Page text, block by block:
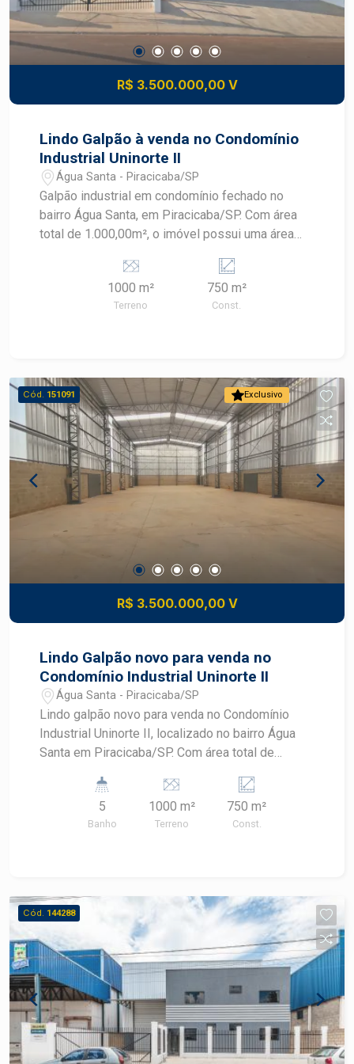
logísticos e centros de distribuição. Ambiente
seguro e estruturado, pronto para suportar alto
desempenho empresarial. Construa seu futuro
com quem é agente de desenvolvimento do
mercado imobiliário de Piracicaba. Agende sua
R$ 3.500.000,00 V
Lindo Galpão à venda no Condomínio
Industrial Uninorte II
Água Santa - Piracicaba/SP
Galpão industrial em condomínio fechado no
bairro Água Santa, em Piracicaba/SP. Com área
total de 1.000,00m², o imóvel possui uma área
buscam um espaço amplo e bem localizado. -
Piso industrial - Pé-direito alto com 9 metros -
Portão principal com 5 metros - Recepção -
Monitoramento por câmeras Agende a sua visita
com um corretor especialista!
1000 m²
Terreno
750 m²
Const.
Exclusivo
Cód. 151091
R$ 3.500.000,00 V
Lindo Galpão novo para venda no
Condomínio Industrial Uninorte II
Água Santa - Piracicaba/SP
Lindo galpão novo para venda no Condomínio
Industrial Uninorte II, localizado no bairro Água
Santa em Piracicaba/SP. Com área total de
ideal para empresas que buscam espaço amplo,
seguro e bem estruturado. Características do
estacionamento para 5 carros Infraestrutura do
condomínio: ? Portaria 24 horas ? Monitoramento
por câmeras
5
Banho
1000 m²
Terreno
750 m²
Const.
Cód. 144288